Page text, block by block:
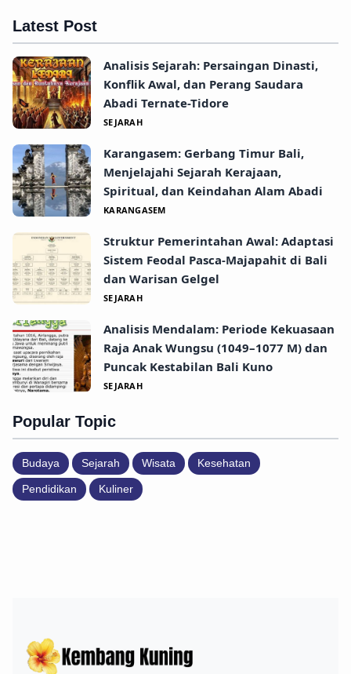
Latest Post
Analisis Sejarah: Persaingan Dinasti,
Konflik Awal, dan Perang Saudara
Abadi Ternate-Tidore
SEJARAH
Karangasem: Gerbang Timur Bali,
Menjelajahi Sejarah Kerajaan,
Spiritual, dan Keindahan Alam Abadi
KARANGASEM
Struktur Pemerintahan Awal: Adaptasi
Sistem Feodal Pasca-Majapahit di Bali
dan Warisan Gelgel
SEJARAH
Analisis Mendalam: Periode Kekuasaan
Raja Anak Wungsu (1049–1077 M) dan
Puncak Kestabilan Bali Kuno
SEJARAH
Popular Topic
Budaya Sejarah Wisata Kesehatan
Pendidikan Kuliner